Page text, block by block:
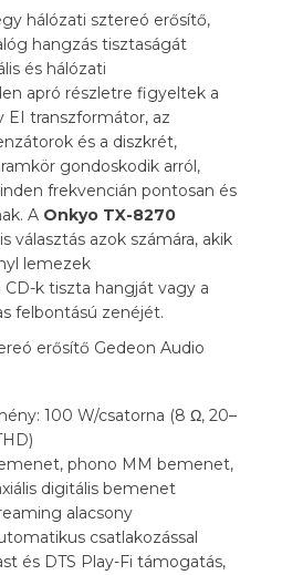
hálózati sztereó erősítő,
hangzás tisztaságát
és hálózati
apró részletre figyeltek a
EI transzformátor, az
és a diszkrét,
gondoskodik arról,
frekvencián pontosan és
A Onkyo TX-8270
választás azok számára, akik
lemezek
k tiszta hangját vagy a
felbontású zenéjét.
100 W/csatorna (8 Ω, 20–
phono MM bemenet,
digitális bemenet
alacsony
csatlakozással
és DTS Play-Fi támogatás,